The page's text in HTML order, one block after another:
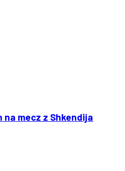
na mecz z Shkendija